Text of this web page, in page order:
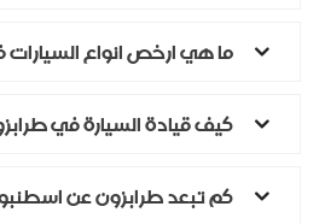
ما هي ارخص انواع السيارات
كيف قيادة السيارة في
كم تبعد طرابزون عن